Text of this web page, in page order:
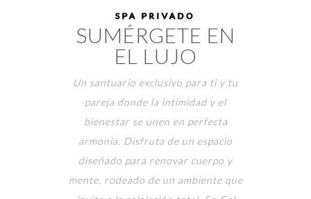
SPA PRIVADO
SUMÉRGETE EN
EL LUJO
Un santuario exclusivo para ti y tu
pareja donde la intimidad y el
bienestar se unen en perfecta
armonía. Disfruta de un espacio
diseñado para renovar cuerpo y
mente, rodeado de un ambiente que